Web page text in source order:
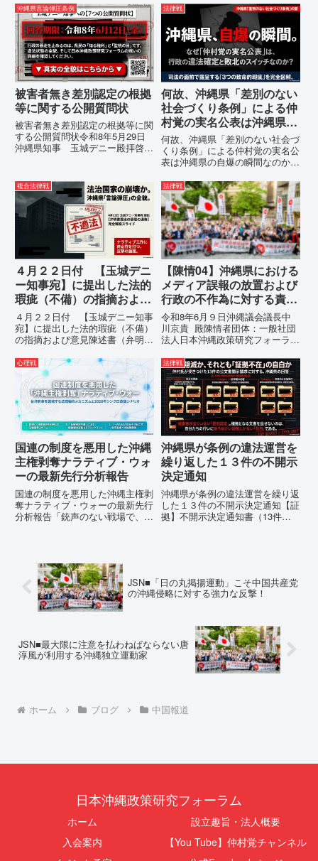
（EMRIP）の各会合において行
われた、沖縄・琉球の先住民族指
定、PFAS（有機フッ素化合物）
問題、米軍基地、伝統文化（...
所：沖縄県那覇市電 話：
080- 実名公表という不利益処分
を啓発との詭弁による言論弾圧条
例の即時運用停止を求める陳情
沖縄県言論弾圧条例
被害者無き差別認定の根拠
等に関する公開質問状
被害者無き差別認定の根拠等に関
する公開質問状令和8年5月29日
沖縄県知事 玉城デニー殿拝啓貴
ます。私は、適正な意見陳述（弁
明）を行うにあたり、沖縄県行政
手続条例第28条で定められた...
法律戦
何故、沖縄県「差別のない
社会づくり条例」による仲
村覚の実名公表は沖縄県の
自爆の瞬間なのか？その3
つの理由。
何故、沖縄県「差別のない社会づ
くり条例」による仲村覚の実名公
表は沖縄県の自爆の瞬間なのか？
強行しようとしている「仲村覚の
実名公表」。行政側はこの行為
を、特定の個人を社会的制裁に追
い込むための「仕上げ」だと考え
て...
複合法律戦
４月２２日付 【玉城デニ
ー知事宛】に提出した法的
瑕疵（不備）の指摘および
意見陳述書（弁明書）提出
の留保の通告
４月２２日付 【玉城デニー知事
宛】に提出した法的瑕疵（不備）
の指摘および意見陳述書（弁明
に、玉城デニー宛に以下の違法状
態の指摘と意見陳述（弁明）留保
の通告を行いました。沖縄県は、
この時は、違法を認めて軌道修正
す...
法律戦
【陳情04】沖縄県における
メディア誤報の放置および
行政の不作為に対する責任
追及と再発防止策を求める
陳情
令和8年6月９日沖縄議会議長中
川京貴 殿陳情者団体：一般社団
法人日本沖縄政策研究フォーラム
所：沖縄県那覇市電 話：080-
【陳情03】沖縄県におけるメデ
ィア誤報の放置および行政の不作
為に対する責任追及と再発防...
心理戦
国連の制度を悪用した沖縄
主権剥奪ナラティブ・ウォ
ーの最新先行分析報告
国連の制度を悪用した沖縄主権剥
奪ナラティブ・ウォーの最新先行
分析報告「銃声のない戦場で、日
す。国連という国際的な舞台で、
巧妙な「言説（ナラティブ）」が
張...
法律戦
沖縄県が条例の違法運営を
繰り返した１３件の不開示
決定通知
沖縄県が条例の違法運営を繰り返
した１３件の不開示決定通知【証
拠】不開示決定通知書（13件）
っ...
JSN■「日の丸掲揚運動」こそ中国共産党
の沖縄侵略に対する強力な反撃！
JSN■最大限に注意を払わねばならない唐
淳風が利用する沖縄独立運動家
ホーム ブログ 中国報道
日本沖縄政策研究フォーラム
ホーム
設立趣旨・法人概要
入会案内
【You Tube】仲村覚チャンネル